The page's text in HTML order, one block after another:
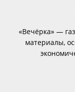
«Вечёрка» —
материалы,